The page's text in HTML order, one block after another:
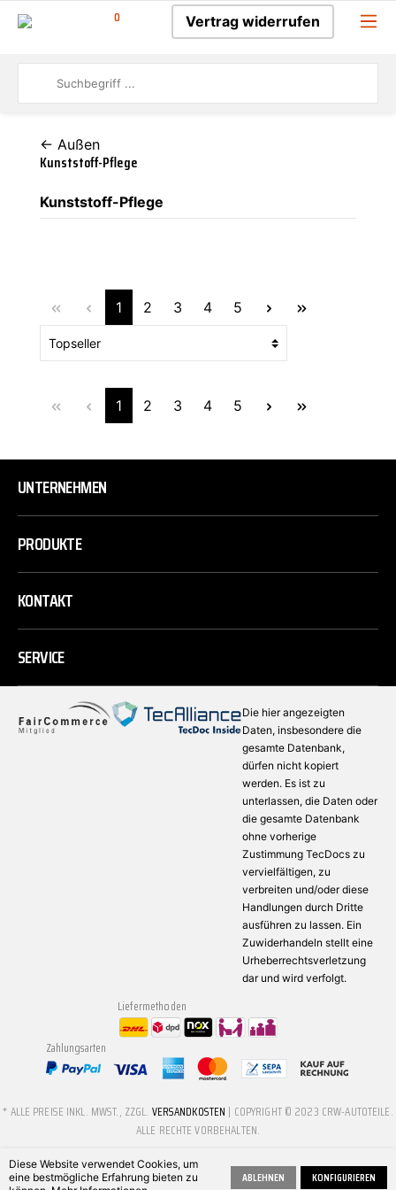
0 Vertrag widerrufen
← Außen
Kunststoff-Pflege
Kunststoff-Pflege
1 2 3 4 5
1 2 3 4 5
UNTERNEHMEN
PRODUKTE
KONTAKT
SERVICE
Die hier angezeigten
Daten, insbesondere die
gesamte Datenbank,
dürfen nicht kopiert
werden. Es ist zu
unterlassen, die Daten oder
die gesamte Datenbank
ohne vorherige
Zustimmung TecDocs zu
vervielfältigen, zu
verbreiten und/oder diese
Handlungen durch Dritte
ausführen zu lassen. Ein
Zuwiderhandeln stellt eine
Urheberrechtsverletzung
dar und wird verfolgt.
Liefermethoden
Zahlungsarten
* ALLE PREISE INKL. MWST., ZZGL. VERSANDKOSTEN | COPYRIGHT © 2023 CRW-AUTOTEILE.
ALLE RECHTE VORBEHALTEN.
Diese Website verwendet Cookies, um
eine bestmögliche Erfahrung bieten zu
ABLEHNEN KONFIGURIEREN